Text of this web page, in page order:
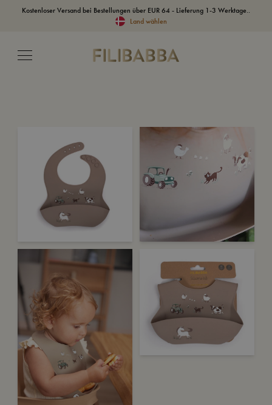
Kostenloser Versand bei Bestellungen über EUR 64 - Lieferung 1-3 Werktage..
Land wählen